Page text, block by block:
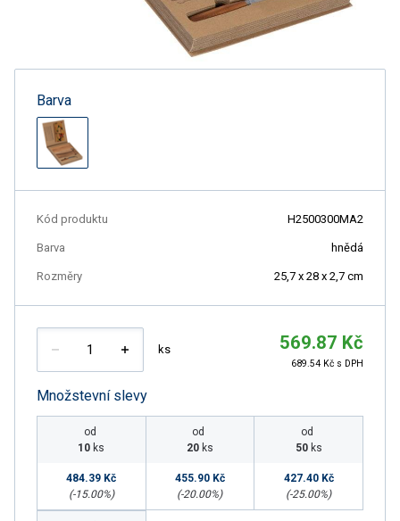
Barva
Kód produktu H2500300MA2
Barva hnědá
Rozměry 25,7 x 28 x 2,7 cm
ks 569.87 Kč
689.54 Kč s DPH
Množstevní slevy
od
10 ks
484.39 Kč
(-15.00%)
od
20 ks
455.90 Kč
(-20.00%)
od
50 ks
427.40 Kč
(-25.00%)